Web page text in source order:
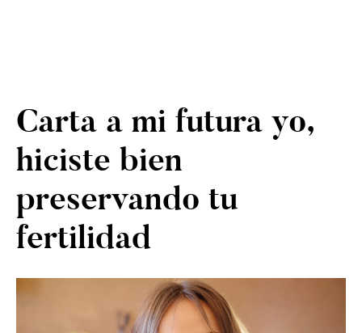
Carta a mi futura yo,
hiciste bien
preservando tu
fertilidad